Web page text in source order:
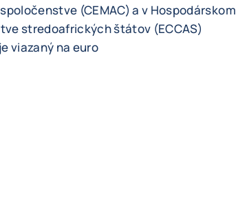
(CEMAC) a v Hospodárskom
stredoafrických štátov (ECCAS)
viazaný na euro